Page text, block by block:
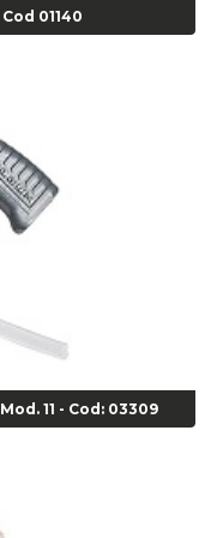
- Gedore - Cod 02174
A2 - Cod 00894
- Gedore A21 - Cod 00895
J21 - Cod 00893
Gedore - Cod 02008
- Cod 03113
00517
Cod 01466
01140
11 - Cod: 03309